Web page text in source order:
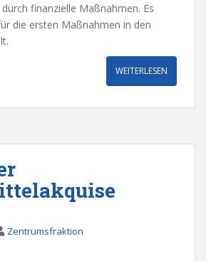
finanzielle Maßnahmen. Es
die ersten Maßnahmen in den
WEITERLESEN
Zentrumsfraktion